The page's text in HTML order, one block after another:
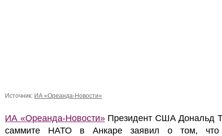
Источник: ИА «Ореанда-Новости»
ИА «Ореанда-Новости»Президент США Дональд
саммите НАТО в Анкаре заявил о том, что